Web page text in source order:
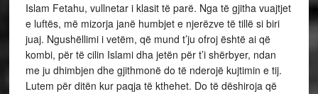
Islam Fetahu, vullnetar i klasit të parë. Nga të gjitha vuajtjet
e luftës, më mizorja janë humbjet e njerëzve të tillë si biri
juaj. Ngushëllimi i vetëm, që mund t’ju ofroj është ai që
kombi, për të cilin Islami dha jetën për t’i shërbyer, ndan
me ju dhimbjen dhe gjithmonë do të nderojë kujtimin e tij.
Lutem për ditën kur paqja të kthehet. Do të dëshiroja që